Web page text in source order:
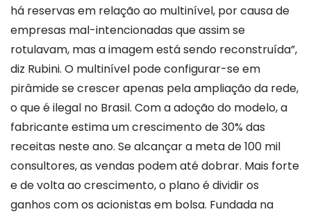
há reservas em relação ao multinível, por causa de
empresas mal-intencionadas que assim se
rotulavam, mas a imagem está sendo reconstruída”,
diz Rubini. O multinível pode configurar-se em
pirâmide se crescer apenas pela ampliação da rede,
o que é ilegal no Brasil. Com a adoção do modelo, a
fabricante estima um crescimento de 30% das
receitas neste ano. Se alcançar a meta de 100 mil
consultores, as vendas podem até dobrar. Mais forte
e de volta ao crescimento, o plano é dividir os
ganhos com os acionistas em bolsa. Fundada na